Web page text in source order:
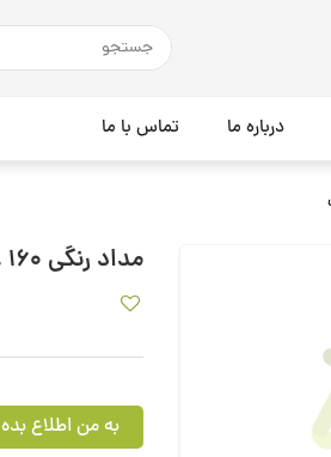
درباره ما تماس با ما
مداد رنگی 160 عددی دیلیرنگ
به من اطلاع بده